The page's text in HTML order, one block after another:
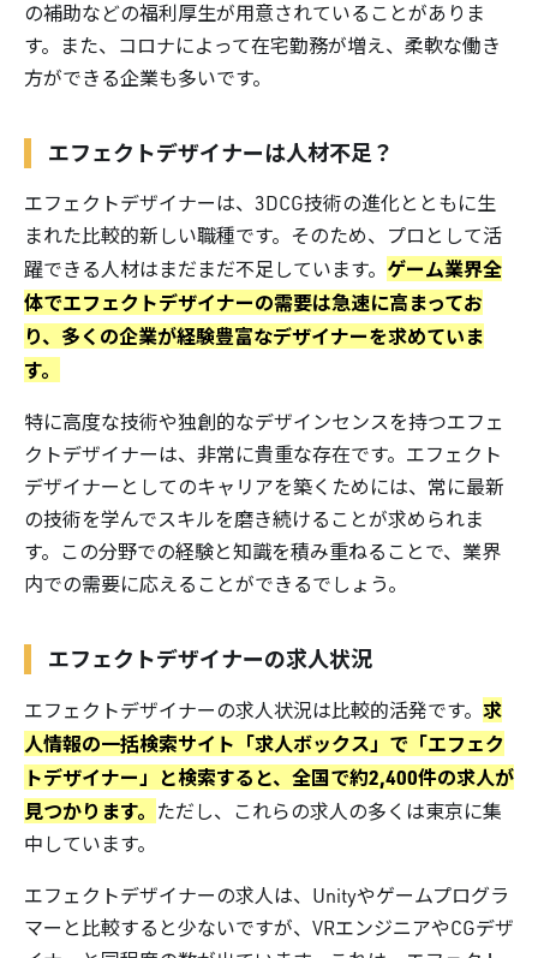
の補助などの福利厚生が用意されていることがありま
す。また、コロナによって在宅勤務が増え、柔軟な働き
方ができる企業も多いです。
エフェクトデザイナーは人材不足？
エフェクトデザイナーは、3DCG技術の進化とともに生
まれた比較的新しい職種です。そのため、プロとして活
躍できる人材はまだまだ不足しています。 ゲーム業界全
体でエフェクトデザイナーの需要は急速に高まってお
り、多くの企業が経験豊富なデザイナーを求めていま
す。
特に高度な技術や独創的なデザインセンスを持つエフェ
クトデザイナーは、非常に貴重な存在です。エフェクト
デザイナーとしてのキャリアを築くためには、常に最新
の技術を学んでスキルを磨き続けることが求められま
す。この分野での経験と知識を積み重ねることで、業界
内での需要に応えることができるでしょう。
エフェクトデザイナーの求人状況
エフェクトデザイナーの求人状況は比較的活発です。 求
人情報の一括検索サイト「求人ボックス」で「エフェク
トデザイナー」と検索すると、全国で約2,400件の求人が
見つかります。 ただし、これらの求人の多くは東京に集
中しています。
エフェクトデザイナーの求人は、Unityやゲームプログラ
マーと比較すると少ないですが、VRエンジニアやCGデザ